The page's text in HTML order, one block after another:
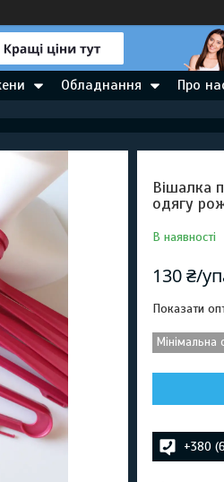
Обладнання Про
Вішалка
одягу
В наявності
130 ₴/
Показати
+380